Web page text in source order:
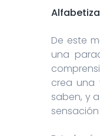
De este
una
crea una
saben, y